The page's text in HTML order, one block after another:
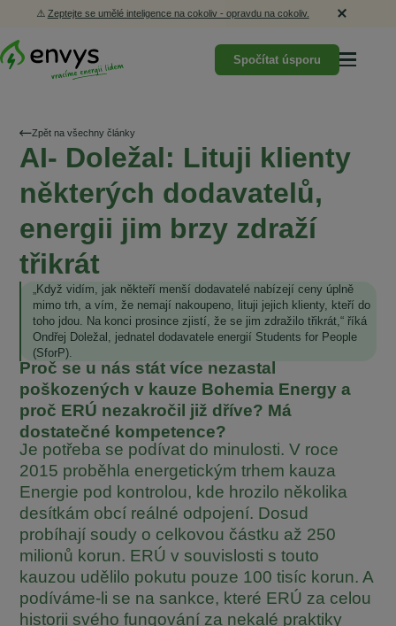
⚠️ Zeptejte se umělé inteligence na cokoliv - opravdu na cokoliv.
Spočítat úsporu
Zpět na všechny články
AI- Doležal: Lituji klienty
některých dodavatelů,
energii jim brzy zdraží
třikrát
„Když vidím, jak někteří menší dodavatelé nabízejí ceny úplně
mimo trh, a vím, že nemají nakoupeno, lituji jejich klienty, kteří do
toho jdou. Na konci prosince zjistí, že se jim zdražilo třikrát,“ říká
Ondřej Doležal, jednatel dodavatele energií Students for People
(SforP).
Proč se u nás stát více nezastal
poškozených v kauze Bohemia Energy a
proč ERÚ nezakročil již dříve? Má
dostatečné kompetence?
Je potřeba se podívat do minulosti. V roce
2015 proběhla energetickým trhem kauza
Energie pod kontrolou, kde hrozilo několika
desítkám obcí reálné odpojení. Dosud
probíhají soudy o celkovou částku až 250
milionů korun. ERÚ v souvislosti s touto
kauzou udělilo pokutu pouze 100 tisíc korun. A
podíváme-li se na sankce, které ERÚ za celou
historii svého fungování za nekalé praktiky